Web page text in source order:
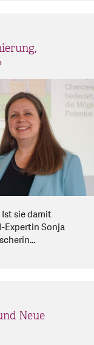
sie damit
Expertin Sonja
Neue